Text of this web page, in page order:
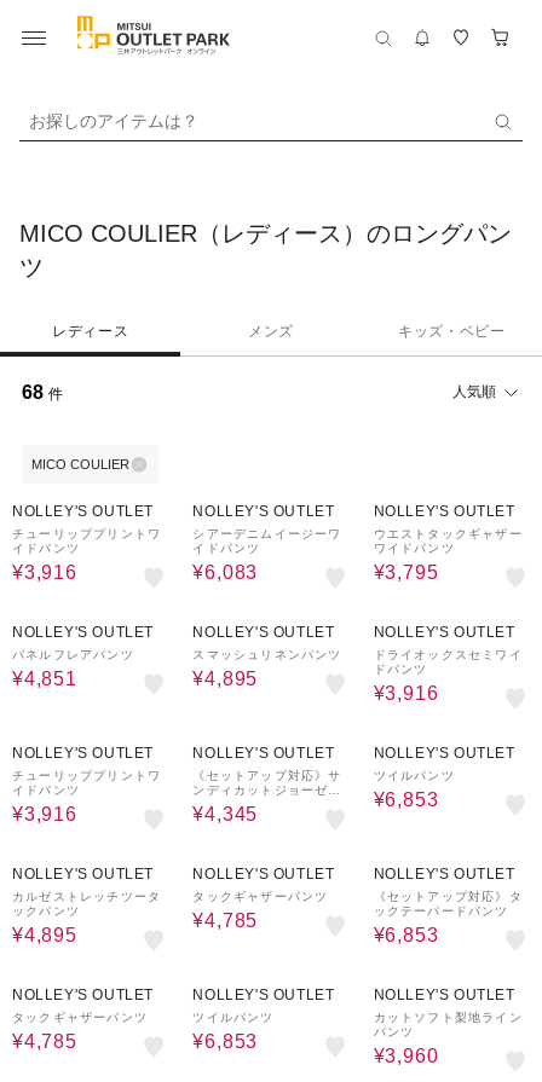
お探しのアイテムは？
MICO COULIER（レディース）のロングパン
ツ
レディース メンズ キッズ・ベビー
68 件 人気順
MICO COULIER
NOLLEY'S OUTLET
チューリッププリントワ
イドパンツ
¥3,916
NOLLEY'S OUTLET
シアーデニムイージーワ
イドパンツ
¥6,083
NOLLEY'S OUTLET
ウエストタックギャザー
ワイドパンツ
¥3,795
NOLLEY'S OUTLET
パネルフレアパンツ
¥4,851
NOLLEY'S OUTLET
スマッシュリネンパンツ
¥4,895
NOLLEY'S OUTLET
ドライオックスセミワイ
ドパンツ
¥3,916
NOLLEY'S OUTLET
チューリッププリントワ
イドパンツ
¥3,916
NOLLEY'S OUTLET
《セットアップ対応》サ
ンディカットジョーゼッ
トパンツ
¥4,345
NOLLEY'S OUTLET
ツイルパンツ
¥6,853
NOLLEY'S OUTLET
カルゼストレッチツータ
ックパンツ
¥4,895
NOLLEY'S OUTLET
タックギャザーパンツ
¥4,785
NOLLEY'S OUTLET
《セットアップ対応》タ
ックテーパードパンツ
¥6,853
NOLLEY'S OUTLET
タックギャザーパンツ
¥4,785
NOLLEY'S OUTLET
ツイルパンツ
¥6,853
NOLLEY'S OUTLET
カットソフト梨地ライン
パンツ
¥3,960